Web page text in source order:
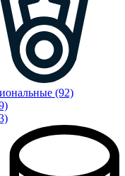
(92)